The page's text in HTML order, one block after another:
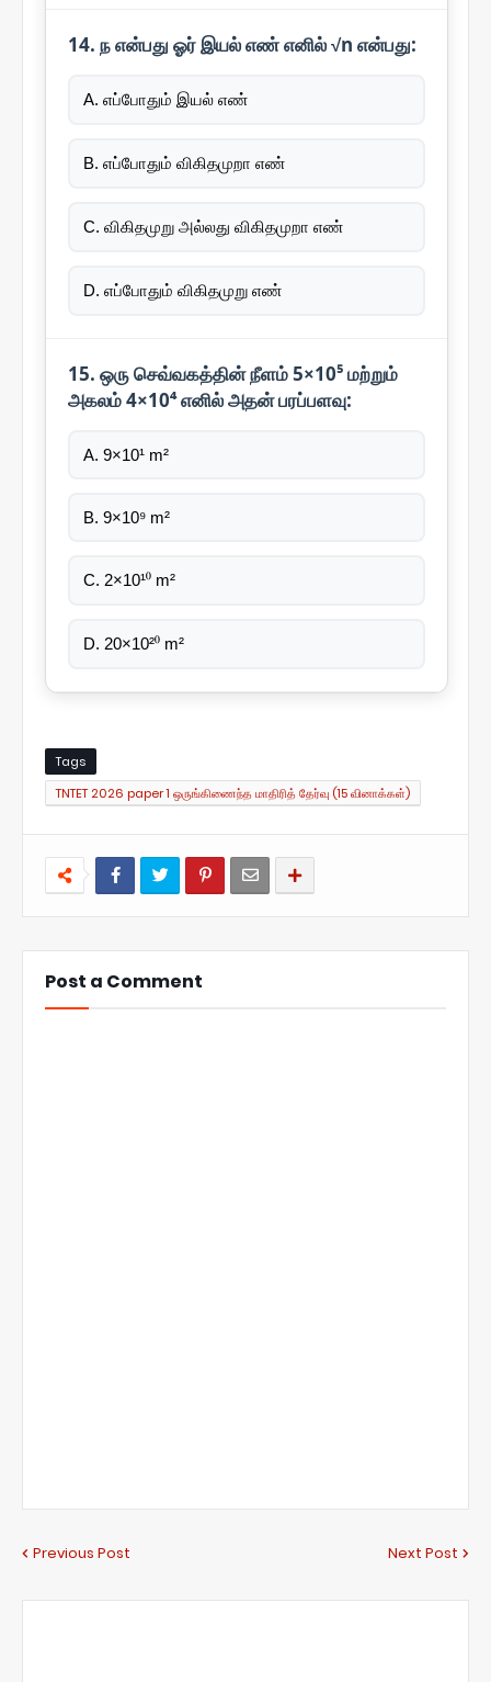
14. ந என்பது ஓர் இயல் எண் எனில் √n என்பது:
A. எப்போதும் இயல் எண்
B. எப்போதும் விகிதமுறா எண்
C. விகிதமுறு அல்லது விகிதமுறா எண்
D. எப்போதும் விகிதமுறு எண்
15. ஒரு செவ்வகத்தின் நீளம் 5×10⁵ மற்றும்
அகலம் 4×10⁴ எனில் அதன் பரப்பளவு:
A. 9×10¹ m²
B. 9×10⁹ m²
C. 2×10¹⁰ m²
D. 20×10²⁰ m²
Tags
TNTET 2026 paper 1 ஒருங்கிணைந்த மாதிரித் தேர்வு (15 வினாக்கள்)
Post a Comment
Previous Post Next Post